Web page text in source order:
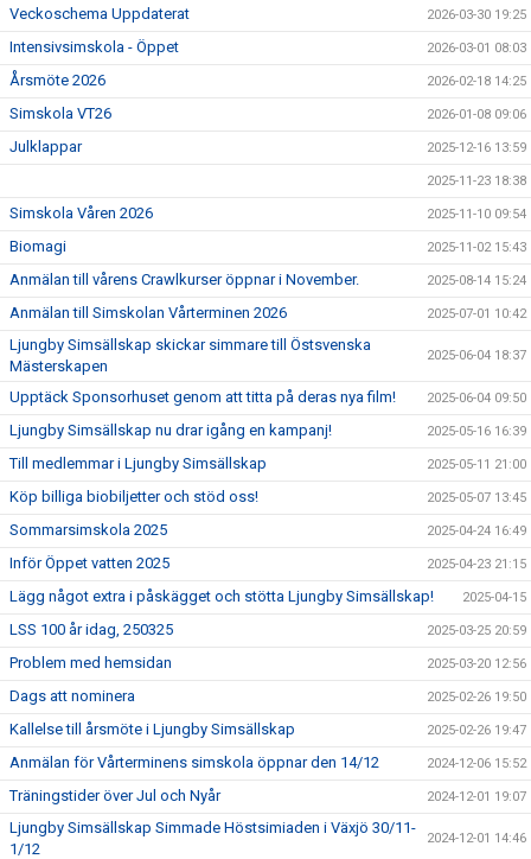
Veckoschema Uppdaterat 2026-03-30 19:25
Intensivsimskola - Öppet 2026-03-01 08:03
Årsmöte 2026 2026-02-18 14:25
Simskola VT26 2026-01-08 09:06
Julklappar 2025-12-16 13:59
2025-11-23 18:38
Simskola Våren 2026 2025-11-10 09:54
Biomagi 2025-11-02 15:43
Anmälan till vårens Crawlkurser öppnar i November. 2025-08-14 15:24
Anmälan till Simskolan Vårterminen 2026 2025-07-01 10:42
Ljungby Simsällskap skickar simmare till Östsvenska
Mästerskapen
2025-06-04 18:37
Upptäck Sponsorhuset genom att titta på deras nya film! 2025-06-04 09:50
Ljungby Simsällskap nu drar igång en kampanj! 2025-05-16 16:39
Till medlemmar i Ljungby Simsällskap 2025-05-11 21:00
Köp billiga biobiljetter och stöd oss! 2025-05-07 13:45
Sommarsimskola 2025 2025-04-24 16:49
Inför Öppet vatten 2025 2025-04-23 21:15
Lägg något extra i påskägget och stötta Ljungby Simsällskap! 2025-04-15
LSS 100 år idag, 250325 2025-03-25 20:59
Problem med hemsidan 2025-03-20 12:56
Dags att nominera 2025-02-26 19:50
Kallelse till årsmöte i Ljungby Simsällskap 2025-02-26 19:47
Anmälan för Vårterminens simskola öppnar den 14/12 2024-12-06 15:52
Träningstider över Jul och Nyår 2024-12-01 19:07
Ljungby Simsällskap Simmade Höstsimiaden i Växjö 30/11-
1/12
2024-12-01 14:46